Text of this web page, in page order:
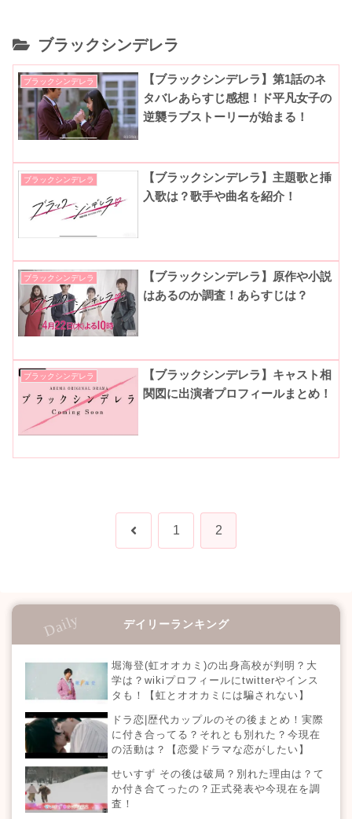
ブラックシンデレラ
ブラックシンデレラ
【ブラックシンデレラ】第1話のネ
タバレあらすじ感想！ド平凡女子の
逆襲ラブストーリーが始まる！
ブラックシンデレラ
【ブラックシンデレラ】主題歌と挿
入歌は？歌手や曲名を紹介！
ブラックシンデレラ
【ブラックシンデレラ】原作や小説
はあるのか調査！あらすじは？
ブラックシンデレラ
【ブラックシンデレラ】キャスト相
関図に出演者プロフィールまとめ！
前 1 2
デイリーランキング
堀海登(虹オオカミ)の出身高校が判明？大
学は？wikiプロフィールにtwitterやインス
タも！【虹とオオカミには騙されない】
ドラ恋|歴代カップルのその後まとめ！実際
に付き合ってる？それとも別れた？今現在
の活動は？【恋愛ドラマな恋がしたい】
せいすず その後は破局？別れた理由は？て
か付き合てったの？正式発表や今現在を調
査！